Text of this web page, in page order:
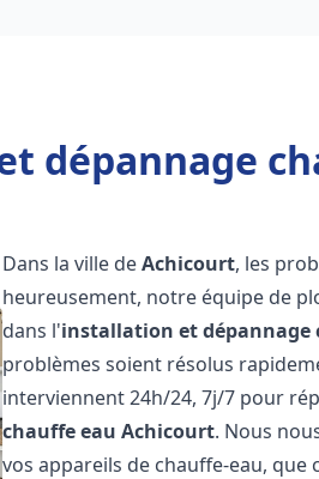
dépannage
Dans la ville deAchicourt, les
heureusement, notre équipe de
dans l'installation et dépannage
problèmes soient résolus
interviennent 24h/24, 7j/7 pour
chauffe eau Achicourt. Nous
vos appareils de chauffe-eau,